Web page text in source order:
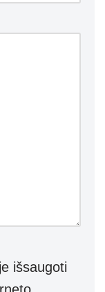
išsaugoti